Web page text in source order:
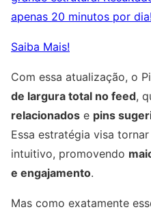
apenas 20 minutos por dia!
Saiba Mais!
Com essa atualização, o
de largura total no feed,
relacionados e pins
Essa estratégia visa
intuitivo, promovendo
e engajamento.
Mas como exatamente